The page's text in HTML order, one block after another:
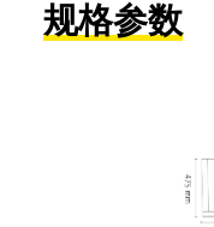
规格参数